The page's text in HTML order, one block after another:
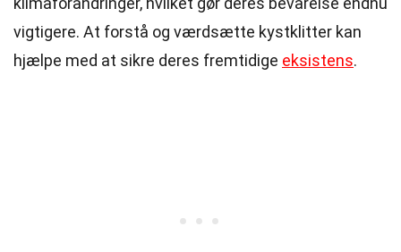
vigtigere. At forstå og værdsætte kystklitter kan
hjælpe med at sikre deres fremtidige eksistens.